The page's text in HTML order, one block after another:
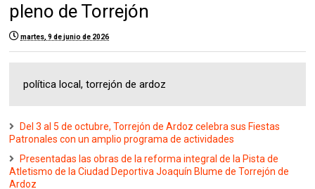
pleno de Torrejón
martes, 9 de junio de 2026
política local, torrejón de ardoz
Del 3 al 5 de octubre, Torrejón de Ardoz celebra sus Fiestas
Patronales con un amplio programa de actividades
Presentadas las obras de la reforma integral de la Pista de
Atletismo de la Ciudad Deportiva Joaquín Blume de Torrejón de
Ardoz